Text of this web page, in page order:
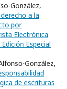
González,
derecho a la
por
Electrónica
Especial
González,
de escrituras